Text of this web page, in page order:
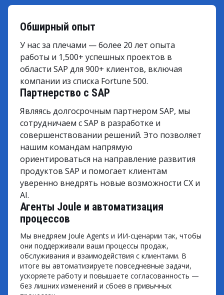
Обширный опыт
У нас за плечами — более 20 лет опыта
работы и 1,500+ успешных проектов в
области SAP для 900+ клиентов, включая
компании из списка Fortune 500.
Партнерство с SAP
Являясь долгосрочным партнером SAP, мы
сотрудничаем с SAP в разработке и
совершенствовании решений. Это позволяет
нашим командам напрямую
ориентироваться на направление развития
продуктов SAP и помогает клиентам
уверенно внедрять новые возможности CX и
AI.
Агенты Joule и автоматизация
процессов
Мы внедряем Joule Agents и ИИ-сценарии так, чтобы
они поддерживали ваши процессы продаж,
обслуживания и взаимодействия с клиентами. В
итоге вы автоматизируете повседневные задачи,
ускоряете работу и повышаете согласованность —
без лишних изменений и сбоев в привычных